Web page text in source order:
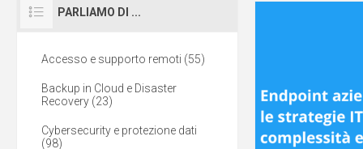
PARLIAMO DI ...
Accesso e supporto remoti (55)
Backup in Cloud e Disaster
Recovery (23)
Cybersecurity e protezione dati
(98)